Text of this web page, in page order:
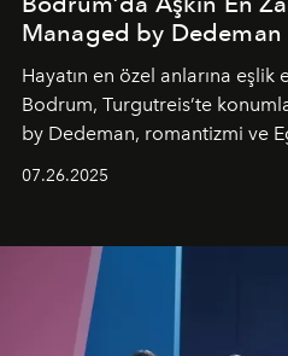
Managed by Dedeman
Hayatın en özel anlarına
Bodrum, Turgutreis’te
by Dedeman, romantizmi ve
07.26.2025